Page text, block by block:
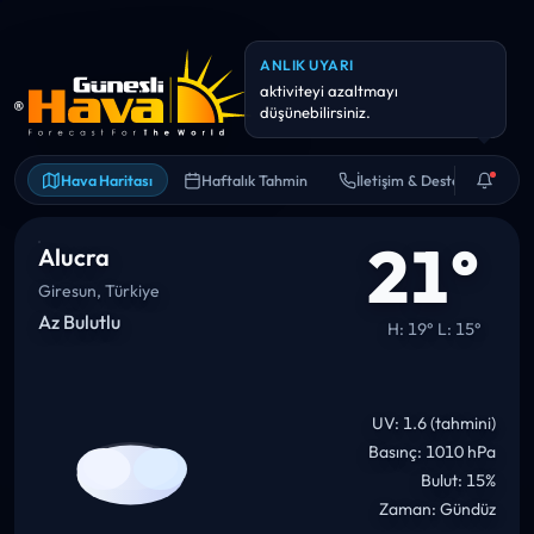
Hava Haritası Haftalık Tahmin İletişim & Destek
ANLIK UYARI
Yarın yağış olasılığı yüksek (~0
mm). Şemsiye/yağmurluk
Alucra
Giresun, Türkiye
Az Bulutlu 21°
H: 19° L: 15°
UV: 1.6 (tahmini)
Basınç: 1010 hPa
Bulut: 15%
Zaman: Gündüz